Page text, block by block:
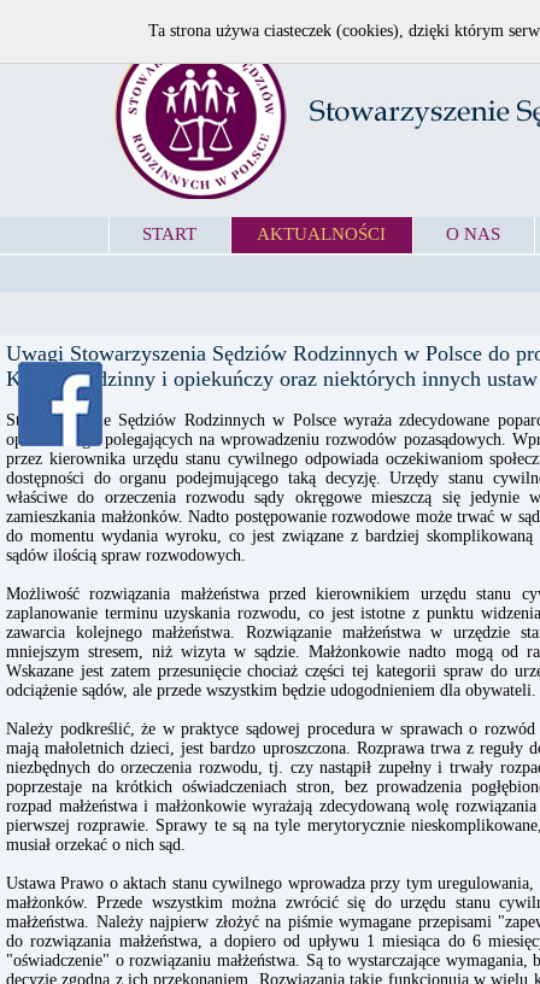
START AKTUALNOŚCI O NAS
Uwagi Stowarzyszenia Sędziów Rodzinnych w Polsce do
Kodeks rodzinny i opiekuńczy oraz niektórych innych
Stowarzyszenie Sędziów Rodzinnych w Polsce wyraża zdecydowane
opiekuńczego polegających na wprowadzeniu rozwodów pozasądowych.
przez kierownika urzędu stanu cywilnego odpowiada oczekiwaniom
dostępności do organu podejmującego taką decyzję. Urzędy stanu
właściwe do orzeczenia rozwodu sądy okręgowe mieszczą się
zamieszkania małżonków. Nadto postępowanie rozwodowe może trwać w
do momentu wydania wyroku, co jest związane z bardziej
sądów ilością spraw rozwodowych.
Możliwość rozwiązania małżeństwa przed kierownikiem urzędu stanu
zaplanowanie terminu uzyskania rozwodu, co jest istotne z punktu
zawarcia kolejnego małżeństwa. Rozwiązanie małżeństwa w urzędzie
mniejszym stresem, niż wizyta w sądzie. Małżonkowie nadto mogą od
Wskazane jest zatem przesunięcie chociaż części tej kategorii spraw do
odciążenie sądów, ale przede wszystkim będzie udogodnieniem dla obywateli.
Należy podkreślić, że w praktyce sądowej procedura w sprawach o
mają małoletnich dzieci, jest bardzo uproszczona. Rozprawa trwa z reguły
niezbędnych do orzeczenia rozwodu, tj. czy nastąpił zupełny i trwały
poprzestaje na krótkich oświadczeniach stron, bez prowadzenia
rozpad małżeństwa i małżonkowie wyrażają zdecydowaną wolę
pierwszej rozprawie. Sprawy te są na tyle merytorycznie
musiał orzekać o nich sąd.
Ustawa Prawo o aktach stanu cywilnego wprowadza przy tym
małżonków. Przede wszystkim można zwrócić się do urzędu stanu
małżeństwa. Należy najpierw złożyć na piśmie wymagane przepisami
do rozwiązania małżeństwa, a dopiero od upływu 1 miesiąca do 6
"oświadczenie" o rozwiązaniu małżeństwa. Są to wystarczające
decyzję zgodną z ich przekonaniem. Rozwiązania takie funkcjonują w
Ta strona używa ciasteczek (cookies), dzięki którym